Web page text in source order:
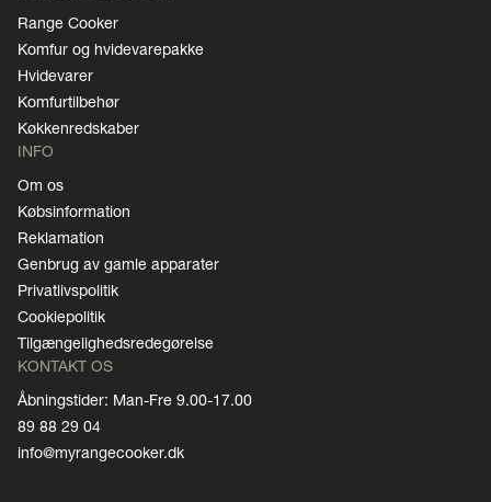
Range Cooker
Komfur og hvidevarepakke
Hvidevarer
Komfurtilbehør
Køkkenredskaber
INFO
Om os
Købsinformation
Reklamation
Genbrug av gamle apparater
Privatlivspolitik
Cookiepolitik
Tilgængelighedsredegørelse
KONTAKT OS
Åbningstider: Man-Fre 9.00-17.00
89 88 29 04
info@myrangecooker.dk